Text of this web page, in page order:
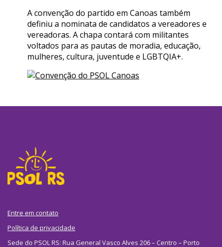
A convenção do partido em Canoas também
definiu a nominata de candidatos a vereadores e
vereadoras. A chapa contará com militantes
voltados para as pautas de moradia, educação,
mulheres, cultura, juventude e LGBTQIA+.
Entre em contato
Política de privacidade
Sede do PSOL RS: Rua General Vasco Alves 206 – Centro – Porto